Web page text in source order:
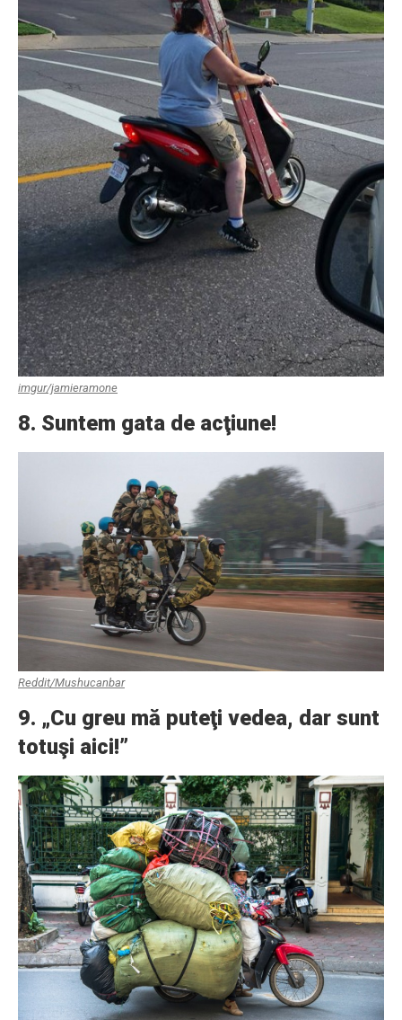
imgur/jamieramone
8. Suntem gata de acţiune!
Reddit/Mushucanbar
9. „Cu greu mă puteţi vedea, dar sunt
totuşi aici!”